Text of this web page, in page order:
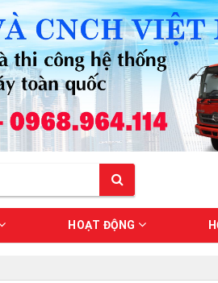
HOẠT ĐỘNG